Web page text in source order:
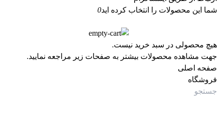
شما این محصولات را انتخاب کرده اید0
هیچ محصولی در سبد خرید نیست.
جهت مشاهده محصولات بیشتر به صفحات زیر مراجعه نمایید.
صفحه اصلی
فروشگاه